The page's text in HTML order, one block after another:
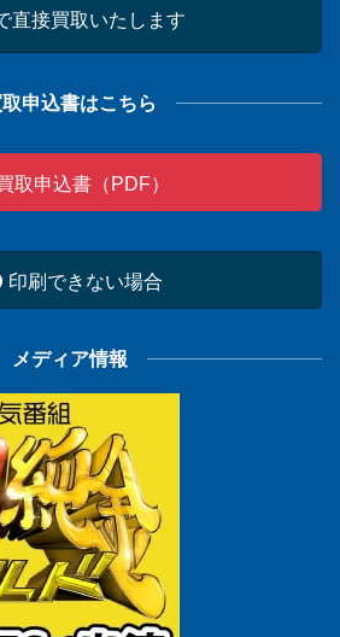
直接買取いたします
申込書はこちら
取申込書（PDF）
印刷できない場合
メディア情報